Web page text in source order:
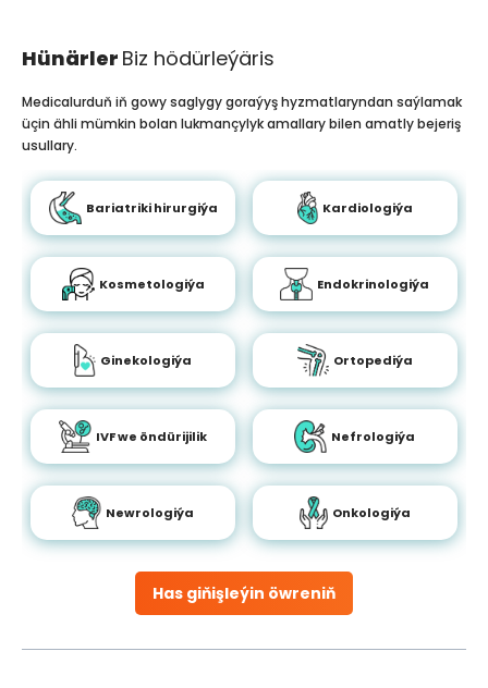
Hünärler Biz hödürleýäris
Has giňişleýin öwreniň
Medicalurduň iň gowy saglygy goraýyş hyzmatlaryndan saýlamak
üçin ähli mümkin bolan lukmançylyk amallary bilen amatly bejeriş
usullary.
Bariatriki hirurgiýa Kardiologiýa
Kosmetologiýa Endokrinologiýa
Ginekologiýa Ortopediýa
IVF we öndürijilik Nefrologiýa
Newrologiýa Onkologiýa